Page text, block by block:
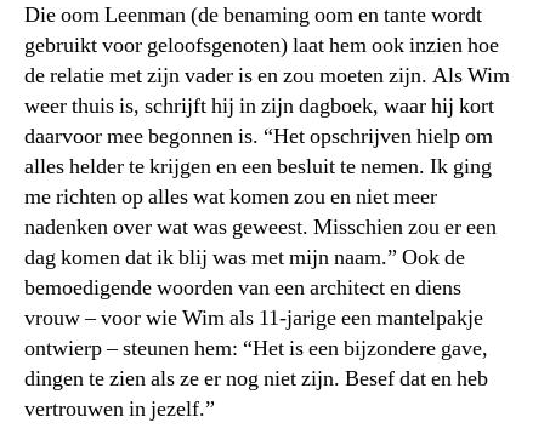
Die oom Leenman (de benaming oom en tante wordt
gebruikt voor geloofsgenoten) laat hem ook inzien hoe
de relatie met zijn vader is en zou moeten zijn. Als Wim
weer thuis is, schrijft hij in zijn dagboek, waar hij kort
daarvoor mee begonnen is. “Het opschrijven hielp om
alles helder te krijgen en een besluit te nemen. Ik ging
me richten op alles wat komen zou en niet meer
nadenken over wat was geweest. Misschien zou er een
dag komen dat ik blij was met mijn naam.” Ook de
bemoedigende woorden van een architect en diens
vrouw – voor wie Wim als 11-jarige een mantelpakje
ontwierp – steunen hem: “Het is een bijzondere gave,
dingen te zien als ze er nog niet zijn. Besef dat en heb
vertrouwen in jezelf.”